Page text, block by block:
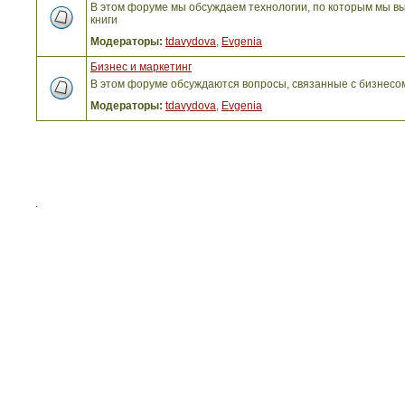
В этом форуме мы обсуждаем технологии, по которым мы
книги
Модераторы: tdavydova, Evgenia
Бизнес и маркетинг
В этом форуме обсуждаются вопросы, связанные с
Модераторы: tdavydova, Evgenia